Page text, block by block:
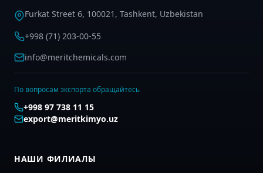
Furkat Street 6, 100021, Tashkent, Uzbekistan
+998 (71) 203-00-55
info@meritchemicals.com
По вопросам экспорта обращайтесь
+998 97 738 11 15
export@meritkimyo.uz
НАШИ ФИЛИАЛЫ